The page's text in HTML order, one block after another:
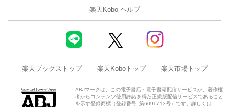
楽天Kobo ヘルプ
楽天ブックストップ 楽天Koboトップ 楽天市場トップ
ABJマークは、この電子書店・電子書籍配信サービスが、著作権
者からコンテンツ使用許諾を得た正規版配信サービスであること
を示す登録商標（登録番号 第6091713号）です。詳しくは